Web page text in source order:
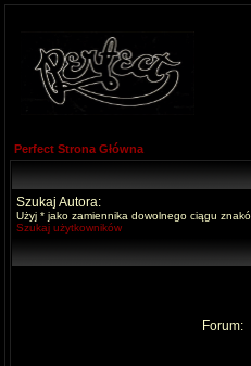
Perfect Strona Główna
Szukaj Autora:
Użyj * jako zamiennika dowolnego ciągu
Szukaj użytkowników
Forum: